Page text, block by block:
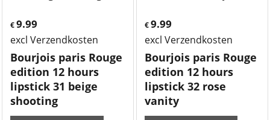
€ 9.99
excl Verzendkosten
Bourjois paris Rouge
edition 12 hours
lipstick 31 beige
shooting
€9.99
excl Verzendkosten
Bourjois paris Rouge
edition 12 hours
lipstick 32 rose
vanity